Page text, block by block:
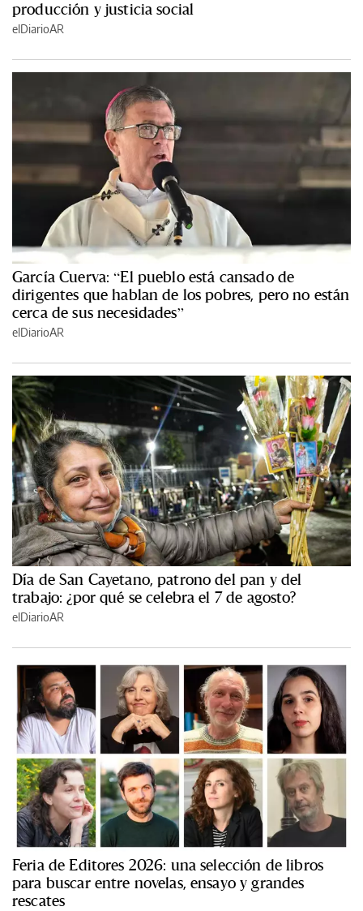
producción y justicia social
elDiarioAR
García Cuerva: “El pueblo está cansado de
dirigentes que hablan de los pobres, pero no están
cerca de sus necesidades”
elDiarioAR
Día de San Cayetano, patrono del pan y del
trabajo: ¿por qué se celebra el 7 de agosto?
elDiarioAR
Feria de Editores 2026: una selección de libros
para buscar entre novelas, ensayo y grandes
rescates